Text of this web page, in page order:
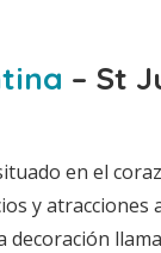
– St
en el
y atracciones
decoración